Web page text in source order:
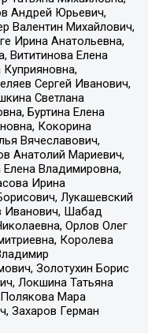
Андрей Юрьевич,
Валентин Михайлович,
Ирина Анатольевна,
Вититинова Елена
Сергей Иванович,
Светлана
Буртина Елена
Кокорина
Вячеславович,
Анатолий Мариевич,
Владимировна,
Ирина
Лукашевский
Иванович, Шабад
Орлов Олег
Королева
Золотухин Борис
Локшина Татьяна
Мара
Захаров Герман